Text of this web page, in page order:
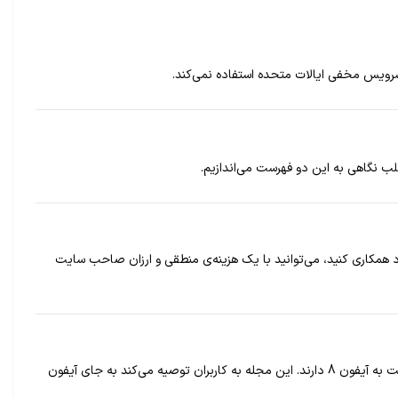
مخفی ایالات متحده استفاده نمی‌کند.
همکاری کنید، می‌توانید با یک هزینه‌ی منطقی و ارزان صاحب سایت
به‌تازگی مجله Consumer Reports اعلام کرده است پرچمداران جدید سامسونگ یعنی Galaxy S8 و Galaxy S8 Plus ارزش خرید بیشتری نسبت به آیفون 8 دارند. این مجله به کاربران توصیه می‌کند به جای آیفون